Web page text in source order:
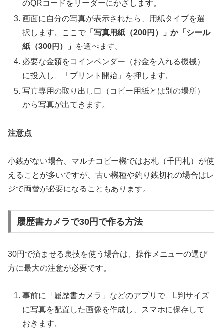
のQRコードをリーダーにかざします。
画面に自分の写真が表示されたら、用紙タイプを選
択します。ここで 「写真用紙（200円）」か「シール
紙（300円）」
を選べます。
必要な金額をコインベンダー（お金を入れる機械）
に投入し、「プリント開始」を押します。
写真専用の取り出し口（コピー用紙とは別の場所）
から写真が出てきます。
注意点
小銭がない場合、マルチコピー機ではお札（千円札）が使
えることが多いですが、古い機種や釣り銭切れの場合はレ
ジで両替が必要になることもあります。
履歴書カメラで30円で作る方法
30円で済ませる裏技を使う場合は、操作メニューの選び
方に最大の注意が必要です。
事前に「履歴書カメラ」などのアプリで、L判サイズ
に写真を配置した画像を作成し、スマホに保存して
おきます。